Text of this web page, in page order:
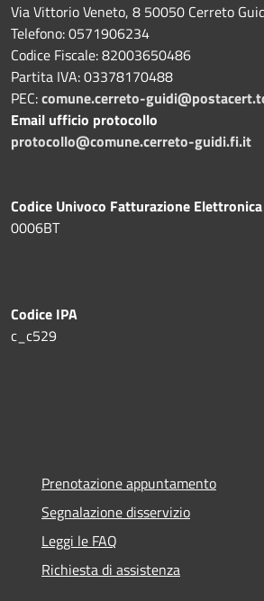
Via Vittorio Veneto, 8 50050 Cerreto
Telefono: 0571906234
Codice Fiscale: 82003650486
Partita IVA: 03378170488
PEC:comune.cerreto-
Email ufficio protocollo
protocollo@comune.cerreto-guidi.fi.it
Codice Univoco Fatturazione Elettronica
0006BT
Codice IPA
c_c529
Prenotazione appuntamento
Segnalazione disservizio
Leggi le FAQ
Richiesta di assistenza